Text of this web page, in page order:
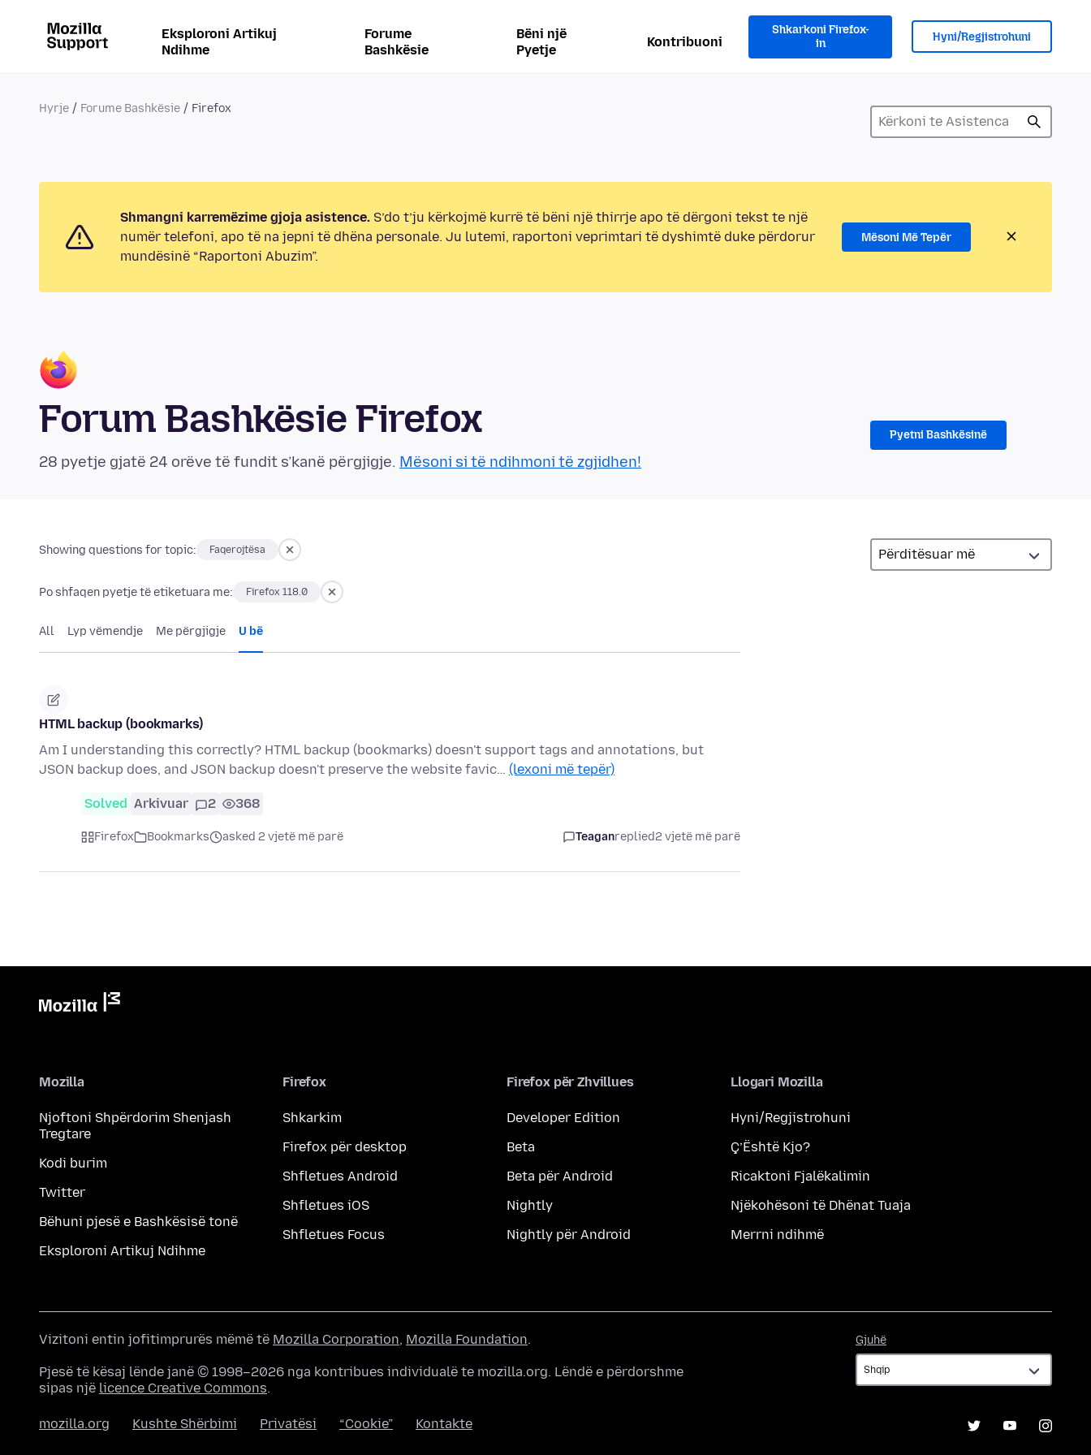
Eksploroni Artikuj
Ndihme
Forume
Bashkësie
Bëni një
Pyetje
Kontribuoni
Shkarkoni Firefox-
in
Hyni/Regjistrohuni
Hyrje Forume Bashkësie Firefox
Shmangni karremëzime gjoja asistence. S’do t’ju kërkojmë kurrë të bëni një thirrje apo të dërgoni tekst te një
numër telefoni, apo të na jepni të dhëna personale. Ju lutemi, raportoni veprimtari të dyshimtë duke përdorur
mundësinë “Raportoni Abuzim”.
Mësoni Më Tepër
Forum Bashkësie Firefox
28 pyetje gjatë 24 orëve të fundit s’kanë përgjigje. Mësoni si të ndihmoni të zgjidhen!
Pyetni Bashkësinë
Showing questions for topic: Faqerojtësa
Po shfaqen pyetje të etiketuara me: Firefox 118.0
All Lyp vëmendje Me përgjigje U bë
HTML backup (bookmarks)
Am I understanding this correctly? HTML backup (bookmarks) doesn't support tags and annotations, but
JSON backup does, and JSON backup doesn't preserve the website favic… (lexoni më tepër)
Solved Arkivuar 2 368
Firefox Bookmarks asked 2 vjetë më parë Teaganreplied2 vjetë më parë
Mozilla
Njoftoni Shpërdorim Shenjash
Tregtare
Kodi burim
Twitter
Bëhuni pjesë e Bashkësisë tonë
Eksploroni Artikuj Ndihme
Firefox
Shkarkim
Firefox për desktop
Shfletues Android
Shfletues iOS
Shfletues Focus
Firefox për Zhvillues
Developer Edition
Beta
Beta për Android
Nightly
Nightly për Android
Llogari Mozilla
Hyni/Regjistrohuni
Ç’Është Kjo?
Ricaktoni Fjalëkalimin
Njëkohësoni të Dhënat Tuaja
Merrni ndihmë
Gjuhë
Vizitoni entin jofitimprurës mëmë të Mozilla Corporation, Mozilla Foundation.
Pjesë të kësaj lënde janë © 1998–2026 nga kontribues individualë te mozilla.org. Lëndë e përdorshme
sipas një licence Creative Commons.
mozilla.org Kushte Shërbimi Privatësi “Cookie” Kontakte